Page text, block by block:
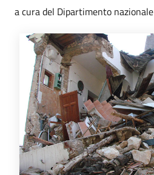
a cura del Dipartimento nazionale